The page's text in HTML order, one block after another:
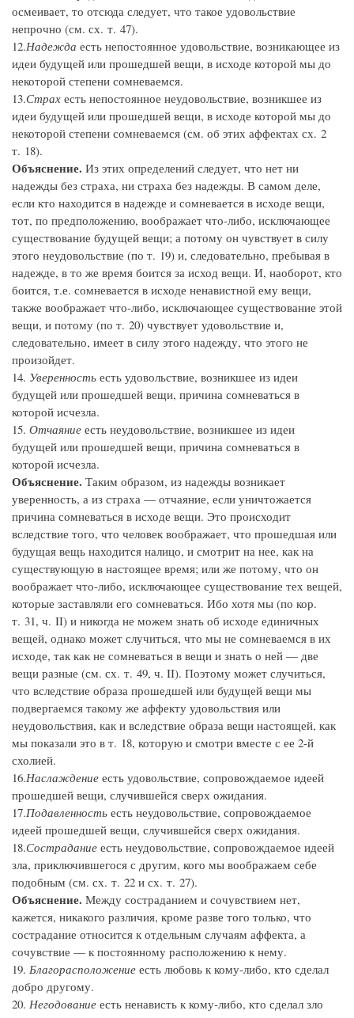
осмеивает, то отсюда следует, что такое удовольствие
непрочно (см. сх. т. 47).
12.Надежда есть непостоянное удовольствие, возникающее из
идеи будущей или прошедшей вещи, в исходе которой мы до
некоторой степени сомневаемся.
13.Страх есть непостоянное неудовольствие, возникшее из
идеи будущей или прошедшей вещи, в исходе которой мы до
некоторой степени сомневаемся (см. об этих аффектах сх. 2
т. 18).
Объяснение. Из этих определений следует, что нет ни
надежды без страха, ни страха без надежды. В самом деле,
если кто находится в надежде и сомневается в исходе вещи,
тот, по предположению, воображает что-либо, исключающее
существование будущей вещи; а потому он чувствует в силу
этого неудовольствие (по т. 19) и, следовательно, пребывая в
надежде, в то же время боится за исход вещи. И, наоборот, кто
боится, т.е. сомневается в исходе ненавистной ему вещи,
также воображает что-либо, исключающее существование этой
вещи, и потому (по т. 20) чувствует удовольствие и,
следовательно, имеет в силу этого надежду, что этого не
произойдет.
14. Уверенность есть удовольствие, возникшее из идеи
будущей или прошедшей вещи, причина сомневаться в
которой исчезла.
15. Отчаяние есть неудовольствие, возникшее из идеи
будущей или прошедшей вещи, причина сомневаться в
которой исчезла.
Объяснение. Таким образом, из надежды возникает
уверенность, а из страха — отчаяние, если уничтожается
причина сомневаться в исходе вещи. Это происходит
вследствие того, что человек воображает, что прошедшая или
будущая вещь находится налицо, и смотрит на нее, как на
существующую в настоящее время; или же потому, что он
воображает что-либо, исключающее существование тех вещей,
которые заставляли его сомневаться. Ибо хотя мы (по кор.
т. 31, ч. II) и никогда не можем знать об исходе единичных
вещей, однако может случиться, что мы не сомневаемся в их
исходе, так как не сомневаться в вещи и знать о ней — две
вещи разные (см. сх. т. 49, ч. II). Поэтому может случиться,
что вследствие образа прошедшей или будущей вещи мы
подвергаемся такому же аффекту удовольствия или
неудовольствия, как и вследствие образа вещи настоящей, как
мы показали это в т. 18, которую и смотри вместе с ее 2-й
схолией.
16.Наслаждение есть удовольствие, сопровождаемое идеей
прошедшей вещи, случившейся сверх ожидания.
17.Подавленность есть неудовольствие, сопровождаемое
идеей прошедшей вещи, случившейся сверх ожидания.
18.Сострадание есть неудовольствие, сопровождаемое идеей
зла, приключившегося с другим, кого мы воображаем себе
подобным (см. сх. т. 22 и сх. т. 27).
Объяснение. Между состраданием и сочувствием нет,
кажется, никакого различия, кроме разве того только, что
сострадание относится к отдельным случаям аффекта, а
сочувствие — к постоянному расположению к нему.
19. Благорасположение есть любовь к кому-либо, кто сделал
добро другому.
20. Негодование есть ненависть к кому-либо, кто сделал зло